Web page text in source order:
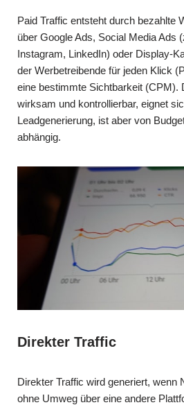
Paid Traffic entsteht durch bezahlte
über Google Ads, Social Media Ads
Instagram, LinkedIn) oder Display-
der Werbetreibende für jeden Klick
eine bestimmte Sichtbarkeit (CPM).
wirksam und kontrollierbar, eignet
Leadgenerierung, ist aber von
abhängig.
Direkter Traffic
Direkter Traffic wird generiert, wenn
ohne Umweg über eine andere